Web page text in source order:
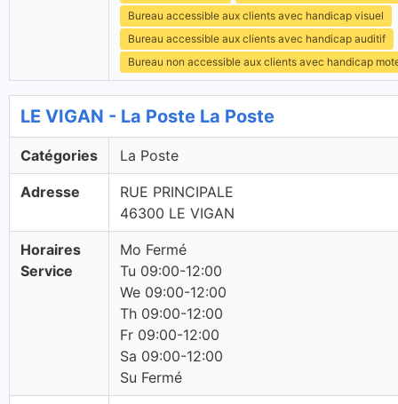
Bureau accessible aux clients avec handicap visuel
Bureau accessible aux clients avec handicap auditif
Bureau non accessible aux clients avec handicap
LE VIGAN - La Poste La Poste
Catégories La Poste
Adresse
RUE PRINCIPALE
46300 LE VIGAN
Horaires
Service
Mo Fermé
Tu 09:00-12:00
We 09:00-12:00
Th 09:00-12:00
Fr 09:00-12:00
Sa 09:00-12:00
Su Fermé